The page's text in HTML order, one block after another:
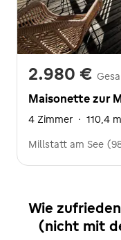
2.980 €
Maisonette zur
4 Zimmer · 110,4
Millstatt am See
Wie
(nicht mit